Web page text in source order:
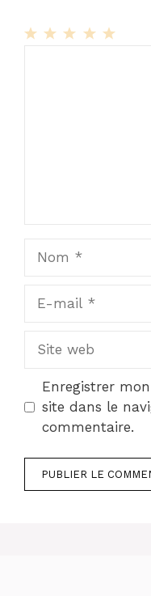
mail
web
Enregistrer
site dans le
commentaire.